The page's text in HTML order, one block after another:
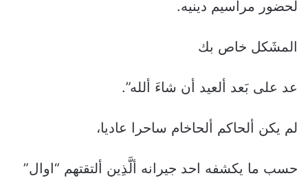
لحضور مراسيم دينيه.
المشَكل خاص بك
عد على بَعد ألعيد أن شاءَ ألله”.
لم يكن ألحاكم ألحاخام ساحرا عاديا،
حسب ما يكشفه احد جيرانه ألَّذِين ألتقتهم “اوال”